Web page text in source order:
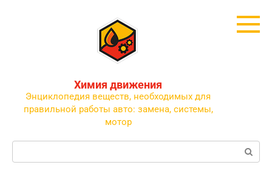
Химия движения
Энциклопедия веществ, необходимых для
правильной работы авто: замена, системы,
мотор
Поиск: